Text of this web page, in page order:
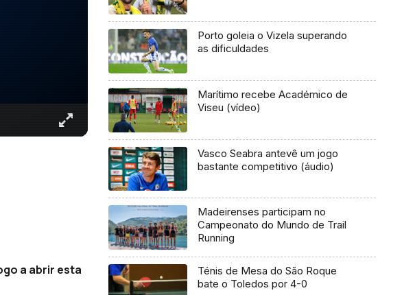
a abrir esta
Porto goleia o Vizela superando
as dificuldades
Marítimo recebe Académico de
Viseu (vídeo)
Vasco Seabra antevê um jogo
bastante competitivo (áudio)
Madeirenses participam no
Campeonato do Mundo de Trail
Running
Ténis de Mesa do São Roque
bate o Toledos por 4-0